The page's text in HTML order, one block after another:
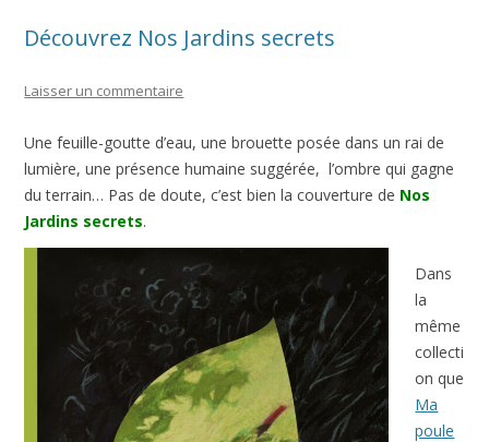
Découvrez Nos Jardins secrets
Laisser un commentaire
Une feuille-goutte d’eau, une brouette posée dans un rai de
lumière, une présence humaine suggérée, l’ombre qui gagne
du terrain… Pas de doute, c’est bien la couverture de Nos
Jardins secrets.
Dans
la
même
collecti
on que
Ma
poule